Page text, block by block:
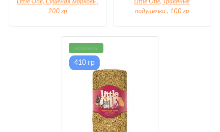
Little One, Сушеная морковь ,
200 гр
Little One, Травяные
подушечки , 100 гр
новинка
410 гр